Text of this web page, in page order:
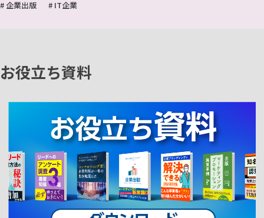
# 企業出版
# IT企業
お役立ち資料